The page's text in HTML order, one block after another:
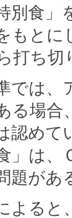
別食」
もとに
打ち切
では、
る場合
認め
」は、
題が
よると